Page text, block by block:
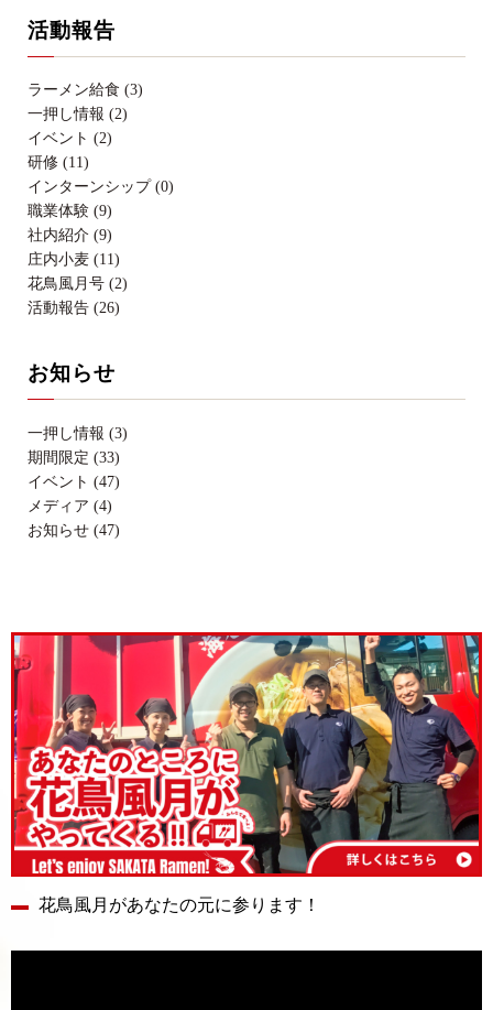
活動報告
ラーメン給食 (3)
一押し情報 (2)
イベント (2)
研修 (11)
インターンシップ (0)
職業体験 (9)
社内紹介 (9)
庄内小麦 (11)
花鳥風月号 (2)
活動報告 (26)
お知らせ
一押し情報 (3)
期間限定 (33)
イベント (47)
メディア (4)
お知らせ (47)
花鳥風月があなたの元に参ります！